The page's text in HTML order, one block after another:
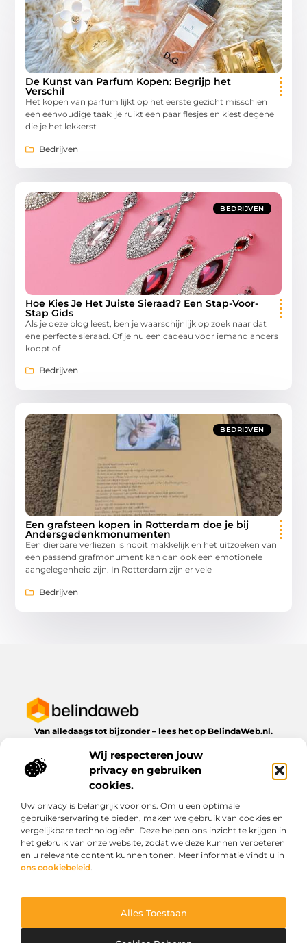
Wij respecteren jouw
privacy en gebruiken
cookies.
Uw privacy is belangrijk voor ons. Om u een optimale
gebruikerservaring te bieden, maken we gebruik van cookies en
vergelijkbare technologieën. Deze helpen ons inzicht te krijgen in
het gebruik van onze website, zodat we deze kunnen verbeteren
en u relevante content kunnen tonen. Meer informatie vindt u in
ons cookiebeleid.
Alles Toestaan
De Kunst van Parfum Kopen: Begrijp het
Verschil
Het kopen van parfum lijkt op het eerste gezicht misschien
een eenvoudige taak: je ruikt een paar flesjes en kiest degene
die je het lekkerst
Bedrijven
BEDRIJVEN
Hoe Kies Je Het Juiste Sieraad? Een Stap-Voor-
Stap Gids
Als je deze blog leest, ben je waarschijnlijk op zoek naar dat
ene perfecte sieraad. Of je nu een cadeau voor iemand anders
koopt of
Bedrijven
BEDRIJVEN
Een grafsteen kopen in Rotterdam doe je bij
Andersgedenkmonumenten
Een dierbare verliezen is nooit makkelijk en het uitzoeken van
een passend grafmonument kan dan ook een emotionele
aangelegenheid zijn. In Rotterdam zijn er vele
Bedrijven
Van alledaags tot bijzonder – lees het op BelindaWeb.nl.
dagelijks leven te bieden heeft.
Bericht categorie
Onze informatie
Cookiebeleid (EU)
@2025 www.belindaweb.nl. All Right Reserved.